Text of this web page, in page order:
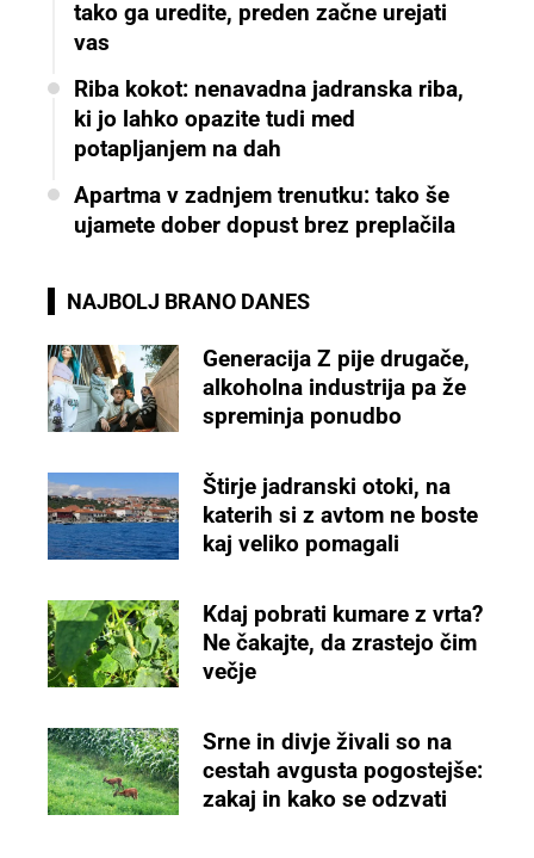
tako ga uredite, preden začne urejati
vas
Riba kokot: nenavadna jadranska riba,
ki jo lahko opazite tudi med
potapljanjem na dah
Apartma v zadnjem trenutku: tako še
ujamete dober dopust brez preplačila
NAJBOLJ BRANO DANES
Generacija Z pije drugače,
alkoholna industrija pa že
spreminja ponudbo
Štirje jadranski otoki, na
katerih si z avtom ne boste
kaj veliko pomagali
Kdaj pobrati kumare z vrta?
Ne čakajte, da zrastejo čim
večje
Srne in divje živali so na
cestah avgusta pogostejše:
zakaj in kako se odzvati